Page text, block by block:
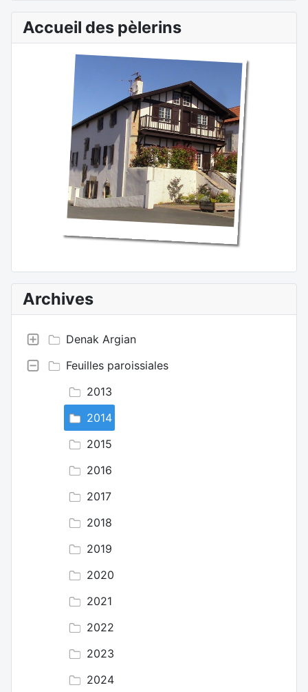
Accueil des pèlerins
Archives
Denak Argian
Feuilles paroissiales
2013
2014
2015
2016
2017
2018
2019
2020
2021
2022
2023
2024